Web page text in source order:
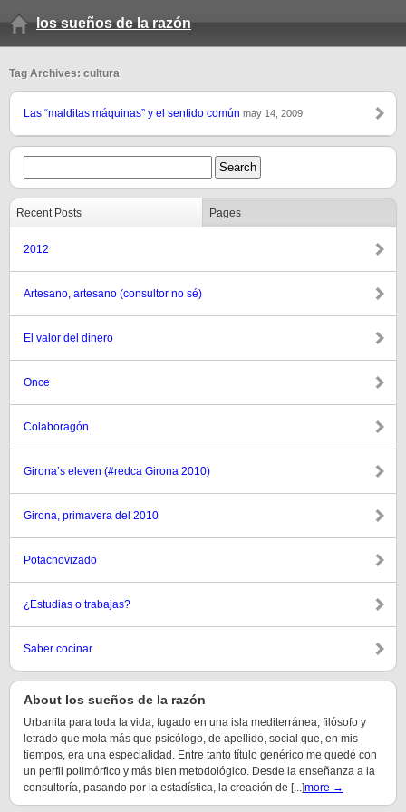
los sueños de la razón
Tag Archives: cultura
Las “malditas máquinas” y el sentido común may 14, 2009
Recent Posts Pages
2012
Artesano, artesano (consultor no sé)
El valor del dinero
Once
Colaboragón
Girona’s eleven (#redca Girona 2010)
Girona, primavera del 2010
Potachovizado
¿Estudias o trabajas?
Saber cocinar
About los sueños de la razón
Urbanita para toda la vida, fugado en una isla mediterránea; filósofo y
letrado que mola más que psicólogo, de apellido, social que, en mis
tiempos, era una especialidad. Entre tanto título genérico me quedé con
un perfil polimórfico y más bien metodológico. Desde la enseñanza a la
consultoría, pasando por la estadística, la creación de [...]more →